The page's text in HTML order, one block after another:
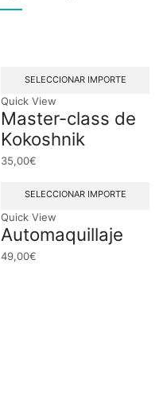
SELECCIONAR IMPORTE
Quick View
Master-class de
Kokoshnik
35,00€
SELECCIONAR IMPORTE
Quick View
Automaquillaje
49,00€